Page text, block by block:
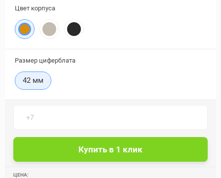
Цвет корпуса
Размер циферблата
42 мм
ЦЕНА: